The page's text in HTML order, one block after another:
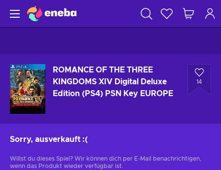
ROMANCE OF THE THREE
KINGDOMS XIV Digital Deluxe
Edition (PS4) PSN Key EUROPE
14
Sorry, ausverkauft :(
Willst du dieses Spiel? Wir können dich per E-Mail benachrichtigen,
wenn das Produkt wieder verfügbar ist.